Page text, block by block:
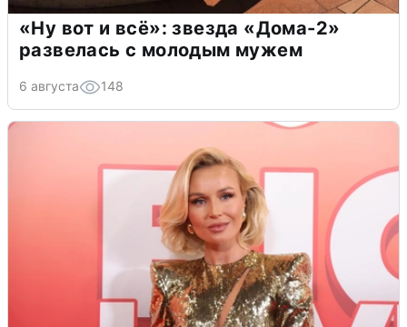
«Ну вот и всё»: звезда «Дома-2»
развелась с молодым мужем
6 августа 148